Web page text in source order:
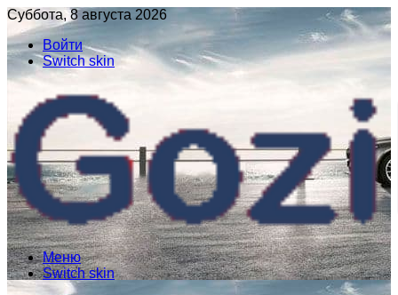
Суббота, 8 августа 2026
Войти
Switch skin
Меню
Switch skin